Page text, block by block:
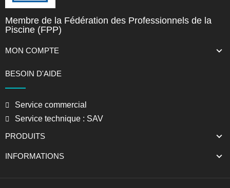
Membre de la Fédération des Professionnels de la
Piscine (FPP)
MON COMPTE
BESOIN D'AIDE
Service commercial
Service technique : SAV
PRODUITS
INFORMATIONS